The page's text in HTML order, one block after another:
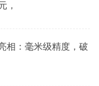
，
相：毫米级精度，破